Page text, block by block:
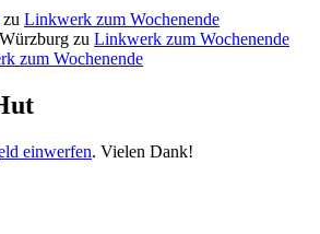
zu Linkwerk zum Wochenende
zu Linkwerk zum Wochenende
zum Wochenende
einwerfen. Vielen Dank!